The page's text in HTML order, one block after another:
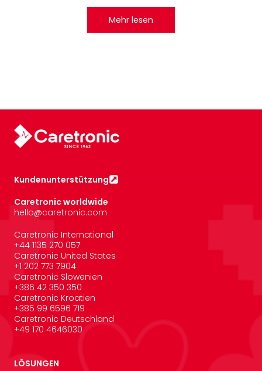
Mehr lesen
Kundenunterstützung
Caretronic worldwide
hello@caretronic.com
Caretronic International
+44 1135 270 057
Caretronic United States
‪+1 202 773 7904
Caretronic Slowenien
+386 42 350 350
Caretronic Kroatien
+385 99 6596 719
Caretronic Deutschland
+49 170 4646030
LÖSUNGEN